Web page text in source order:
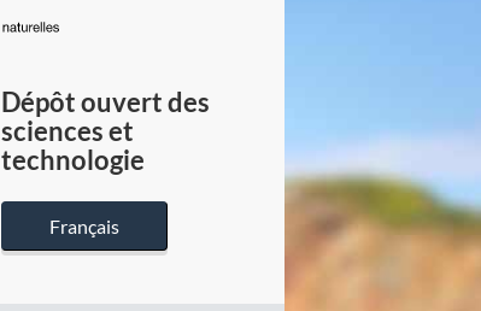
du
Canada
Dépôt ouvert des
sciences et
technologie
Français